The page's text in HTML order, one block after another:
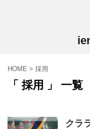
HOME > 採用
「 採用 」 一覧
クラ